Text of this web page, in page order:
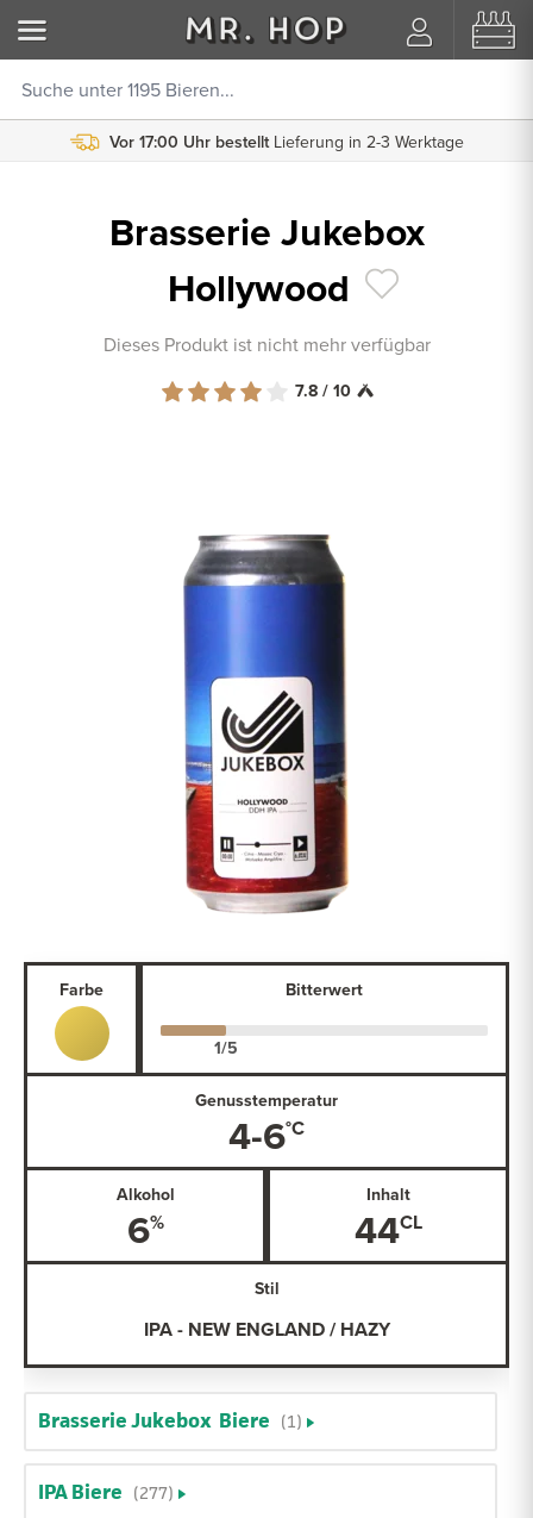
Vor 17:00 Uhr bestellt Lieferung in 2-3 Werktage
Brasserie Jukebox
Hollywood
Dieses Produkt ist nicht mehr verfügbar
7.8 / 10
Farbe Bitterwert
Genusstemperatur
4-6
Alkohol
6
Inhalt
44
Stil
IPA - NEW ENGLAND / HAZY
Brasserie Jukebox Biere (1)
IPA Biere (277)